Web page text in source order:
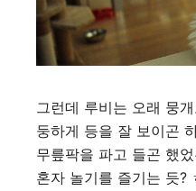
그런데 루비는 오래 뭉
둥하게 등을 잘 보이곤
무릎팍을 파고 들곤 했
혼자 놀기를 즐기는 듯?